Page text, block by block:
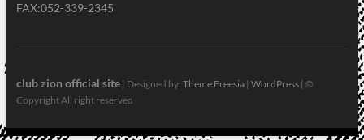
FAX:052-339-2345
club zion official site| Designed by: Theme Freesia| WordPress| ©
Copyright All right reserved